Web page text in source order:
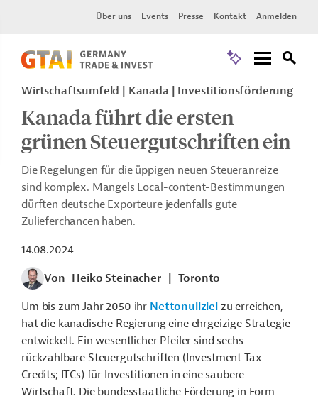
Über uns Events Presse Kontakt Anmelden
Wirtschaftsumfeld | Kanada | Investitionsförderung
Kanada führt die ersten
grünen Steuergutschriften ein
Die Regelungen für die üppigen neuen Steueranreize
sind komplex. Mangels Local-content-Bestimmungen
dürften deutsche Exporteure jedenfalls gute
Zulieferchancen haben.
14.08.2024
Von Heiko Steinacher
Toronto
Um bis zum Jahr 2050 ihr Nettonullzielzu erreichen,
hat die kanadische Regierung eine ehrgeizige Strategie
entwickelt. Ein wesentlicher Pfeiler sind sechs
rückzahlbare Steuergutschriften (Investment Tax
Credits; ITCs) für Investitionen in eine saubere
Wirtschaft. Die bundesstaatliche Förderung in Form